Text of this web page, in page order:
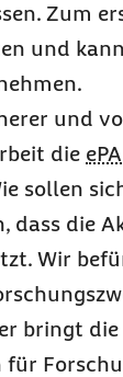
Zum
und
und
die ePA
sollen
dass die
Wir
bringt die